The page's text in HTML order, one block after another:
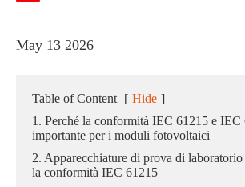
May 13 2026
Table of Content [ Hide ]
1. Perché la conformità IEC 61215 e IEC
importante per i moduli fotovoltaici
2. Apparecchiature di prova di
la conformità IEC 61215